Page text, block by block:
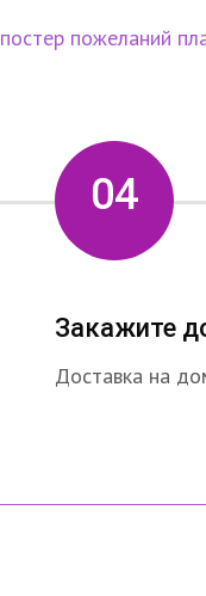
постер пожеланий
04
Закажите
Доставка на